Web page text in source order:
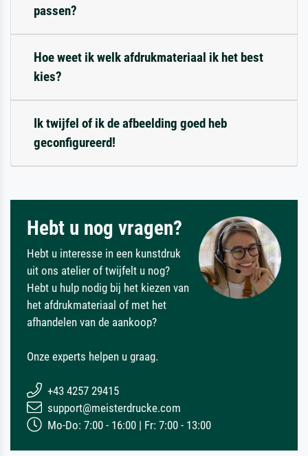
passen?
Hoe weet ik welk afdrukmateriaal ik het best
kies?
Ik twijfel of ik de afbeelding goed heb
geconfigureerd!
Hebt u nog vragen?
Hebt u interesse in een kunstdruk
uit ons atelier of twijfelt u nog?
Hebt u hulp nodig bij het kiezen van
het afdrukmateriaal of met het
afhandelen van de aankoop?
Onze experts helpen u graag.
+43 4257 29415
support@meisterdrucke.com
Mo-Do: 7:00 - 16:00 | Fr: 7:00 - 13:00